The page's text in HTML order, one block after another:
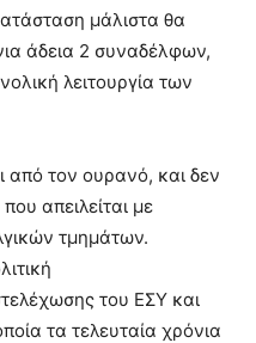
μάλιστα θα
άδεια 2 συναδέλφων,
λειτουργία των
από τον ουρανό, και δεν
απειλείται με
τμημάτων.
του ΕΣΥ και
τα τελευταία χρόνια